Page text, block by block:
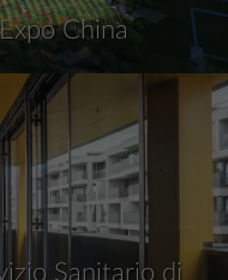
China
Sanitario di